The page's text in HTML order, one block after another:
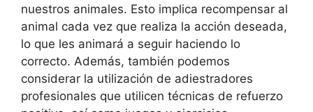
nuestros animales. Esto implica recompensar al
animal cada vez que realiza la acción deseada,
lo que les animará a seguir haciendo lo
correcto. Además, también podemos
considerar la utilización de adiestradores
profesionales que utilicen técnicas de refuerzo